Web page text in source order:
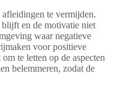
te vermijden.
en de motivatie niet
waar negatieve
voor positieve
te letten op de aspecten
belemmeren, zodat de